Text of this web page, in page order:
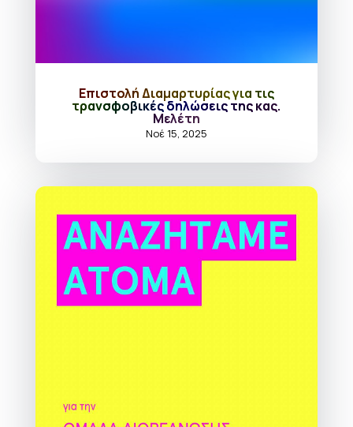
Επιστολή Διαμαρτυρίας για τις
τρανσφοβικές δηλώσεις της κας.
Μελέτη
Νοέ 15, 2025